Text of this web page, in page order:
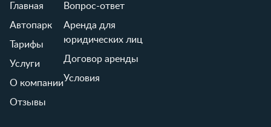
Главная
Автопарк
Тарифы
Услуги
О компании
Отзывы
Вопрос-ответ
Аренда для
юридических лиц
Договор аренды
Условия